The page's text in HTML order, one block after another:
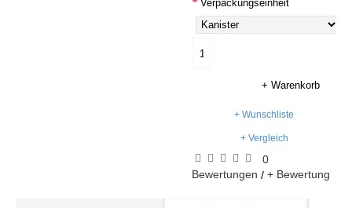
Verpackungseinheit
+ Warenkorb
+ Wunschliste
+ Vergleich
0
Bewertungen / + Bewertung